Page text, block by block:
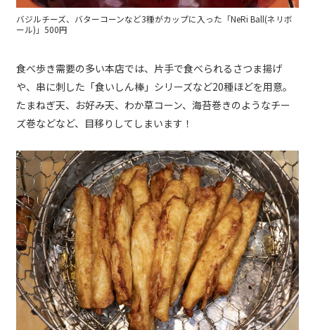
バジルチーズ、バターコーンなど3種がカップに入った「NeRi Ball(ネリボ
ール)」500円
食べ歩き需要の多い本店では、片手で食べられるさつま揚げ
や、串に刺した「食いしん棒」シリーズなど20種ほどを用意。
たまねぎ天、お好み天、わか草コーン、海苔巻きのようなチー
ズ巻などなど、目移りしてしまいます！